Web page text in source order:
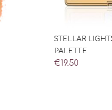
STELLAR
PALETTE
€19.50